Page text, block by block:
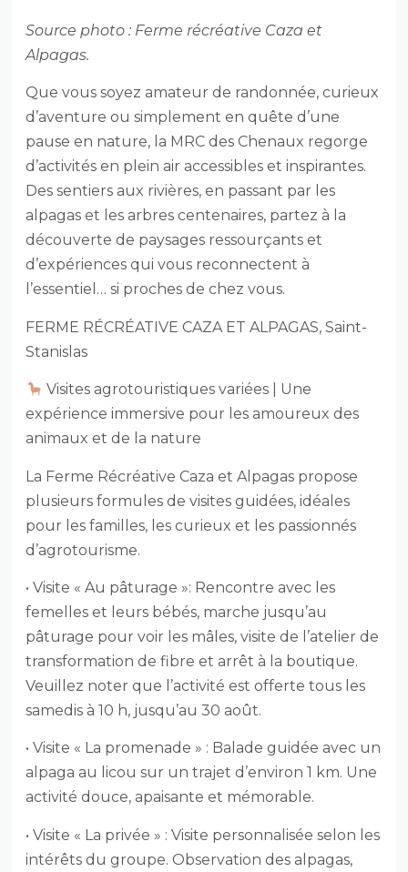
Source photo : Ferme récréative Caza et
Alpagas.
Que vous soyez amateur de randonnée, curieux
d’aventure ou simplement en quête d’une
pause en nature, la MRC des Chenaux regorge
d’activités en plein air accessibles et inspirantes.
Des sentiers aux rivières, en passant par les
alpagas et les arbres centenaires, partez à la
découverte de paysages ressourçants et
d’expériences qui vous reconnectent à
l’essentiel… si proches de chez vous.
FERME RÉCRÉATIVE CAZA ET ALPAGAS, Saint-
Stanislas
Visites agrotouristiques variées | Une
expérience immersive pour les amoureux des
animaux et de la nature
La Ferme Récréative Caza et Alpagas propose
plusieurs formules de visites guidées, idéales
pour les familles, les curieux et les passionnés
d’agrotourisme.
• Visite « Au pâturage »: Rencontre avec les
femelles et leurs bébés, marche jusqu’au
pâturage pour voir les mâles, visite de l’atelier de
transformation de fibre et arrêt à la boutique.
Veuillez noter que l’activité est offerte tous les
samedis à 10 h, jusqu’au 30 août.
• Visite « La promenade » : Balade guidée avec un
alpaga au licou sur un trajet d’environ 1 km. Une
activité douce, apaisante et mémorable.
• Visite « La privée » :Visite personnalisée selon les
intérêts du groupe. Observation des alpagas,